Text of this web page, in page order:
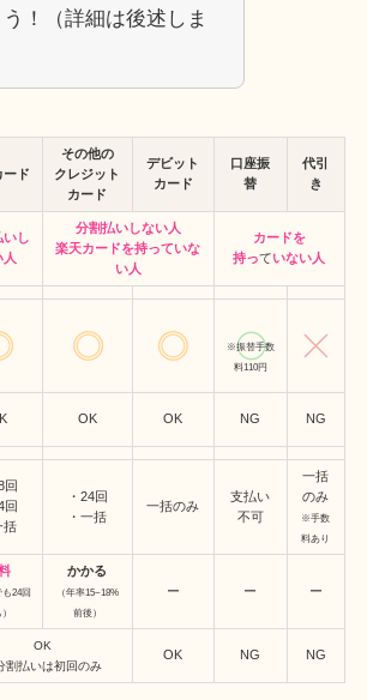
！（詳細は後述しま
ード
その他の
クレジット
カード
デビット
カード
口座振
替
代引
き
いし
人
分割払いしない人
楽天カードを持っていな
い人
カードを
持っていない人
※振替手数
料110円
OK OK NG NG
回
回
括
・24回
・一括
一括のみ
支払い
不可
一括
のみ
※手数
料あり
も24回
かかる
（年率15~18%
前後）
ー ー ー
OK
割払いは初回のみ
OK NG NG